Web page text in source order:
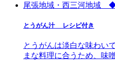
尾張地域・西三河地域
とうがん汁 レシピ付き
とうがんは淡白な味わい
まな料理に合うため、味